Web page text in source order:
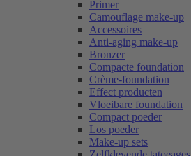
Primer
Camouflage make-up
Accessoires
Anti-aging make-up
Bronzer
Compacte foundation
Crème-foundation
Effect producten
Vloeibare foundation
Compact poeder
Los poeder
Make-up sets